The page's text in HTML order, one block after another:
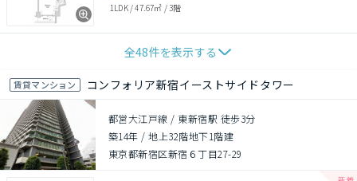
1LDK/47.67㎡ /3階
全48件を表示する
賃貸マンション コンフォリア新宿イーストサイドタワー
都営大江戸線 / 東新宿駅 徒歩3分
築14年 /地上32階地下1階建
東京都新宿区新宿６丁目27-29